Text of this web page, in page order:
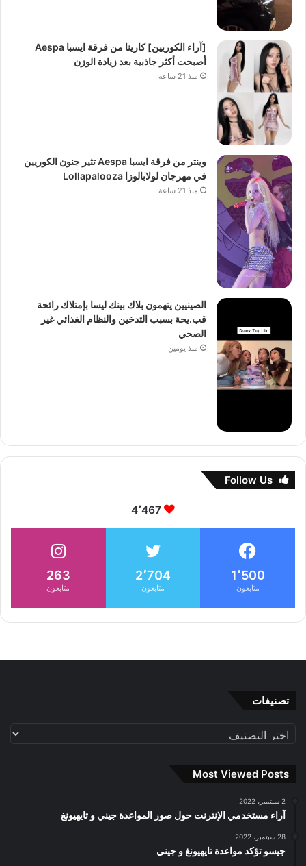
[آراء الكوريين] كارينا من فرقة ايسبا Aespa
أصبحت أكثر جاذبية بعد زيادة الوزن
منذ 21 ساعة
وينتر من فرقة ايسبا Aespa تثير جنون الكوريين
في مهرجان لولابالوزا Lollapalooza
منذ 21 ساعة
الصينيين يتهمون بلاك بينك ليسا بإمتلاك رائحة
قب.يحة بسبب التدخين والنظام الغذائي غير
الصحي
منذ يومين
Follow Us
4٬467
1٬500
متابعون
2٬704
متابعون
263
متابعون
تصنيفات
تصنيفات
Most Viewed Posts
2 سبتمبر، 2022
آراء مستخدمي الإنترنت حول صور المواعدة جيني و تايهيونغ
28 سبتمبر، 2022
جيسو تؤكد مواعدة تايهيونغ و جيني